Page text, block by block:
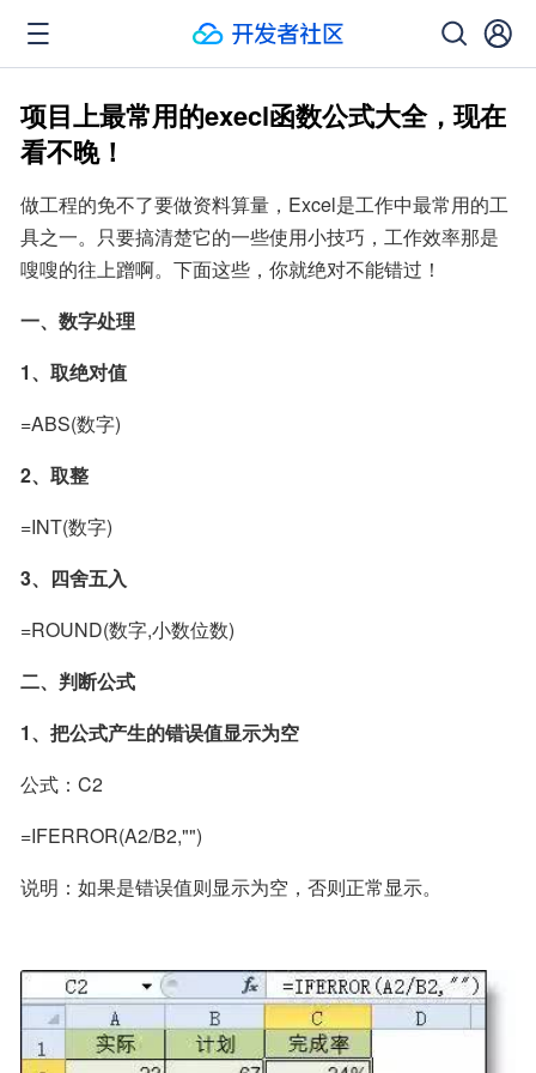
项目上最常用的execl函数公式大全，现在
看不晚！
做工程的免不了要做资料算量，Excel是工作中最常用的工
具之一。只要搞清楚它的一些使用小技巧，工作效率那是
嗖嗖的往上蹭啊。下面这些，你就绝对不能错过！
一、数字处理
1、取绝对值
=ABS(数字)
2、取整
=INT(数字)
3、四舍五入
=ROUND(数字,小数位数)
二、判断公式
1、把公式产生的错误值显示为空
公式：C2
=IFERROR(A2/B2,"")
说明：如果是错误值则显示为空，否则正常显示。